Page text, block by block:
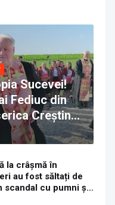
Sucevei!
Fediuc din
Creștină
anunță
canonică
la crâșmă în
au fost săltați de
scandal cu pumni și